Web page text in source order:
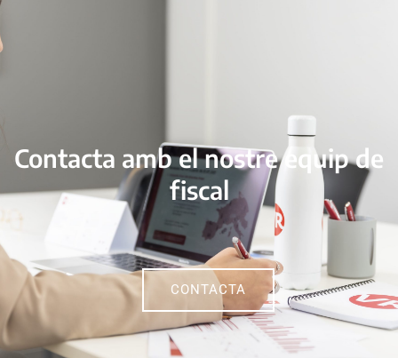
Contacta amb el nostre equip de
fiscal
CONTACTA